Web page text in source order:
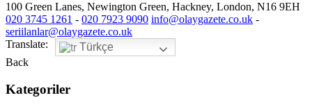
100 Green Lanes, Newington Green, Hackney, London, N16 9EH
020 3745 1261 - 020 7923 9090 info@olaygazete.co.uk -
seriilanlar@olaygazete.co.uk
Translate:
Türkçe
Back
Kategoriler